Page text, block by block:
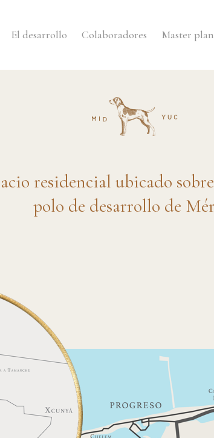
El desarrollo Colaboradores Master plan
residencial ubicado
polo de desarrollo de